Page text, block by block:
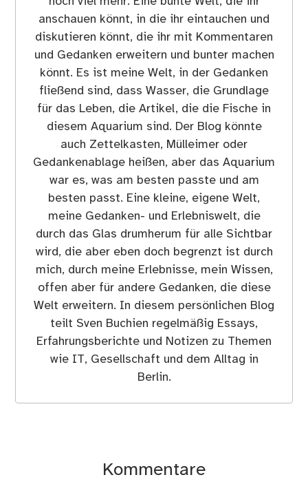
anschauen könnt, in die ihr eintauchen und
diskutieren könnt, die ihr mit Kommentaren
und Gedanken erweitern und bunter machen
könnt. Es ist meine Welt, in der Gedanken
fließend sind, dass Wasser, die Grundlage
für das Leben, die Artikel, die die Fische in
diesem Aquarium sind. Der Blog könnte
auch Zettelkasten, Mülleimer oder
Gedankenablage heißen, aber das Aquarium
war es, was am besten passte und am
besten passt. Eine kleine, eigene Welt,
meine Gedanken- und Erlebniswelt, die
durch das Glas drumherum für alle Sichtbar
wird, die aber eben doch begrenzt ist durch
mich, durch meine Erlebnisse, mein Wissen,
offen aber für andere Gedanken, die diese
Welt erweitern. In diesem persönlichen Blog
teilt Sven Buchien regelmäßig Essays,
Erfahrungsberichte und Notizen zu Themen
wie IT, Gesellschaft und dem Alltag in
Berlin.
Kommentare